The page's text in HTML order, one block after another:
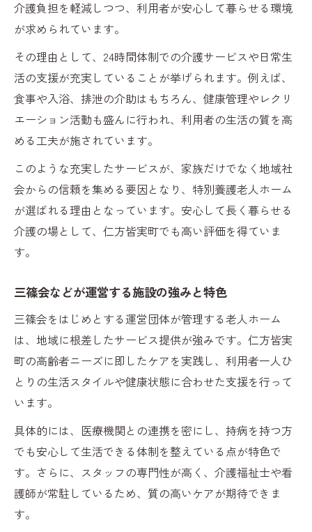
介護負担を軽減しつつ、利用者が安心して暮らせる環境
が求められています。
その理由として、24時間体制での介護サービスや日常生
活の支援が充実していることが挙げられます。例えば、
食事や入浴、排泄の介助はもちろん、健康管理やレクリ
エーション活動も盛んに行われ、利用者の生活の質を高
める工夫が施されています。
このような充実したサービスが、家族だけでなく地域社
会からの信頼を集める要因となり、特別養護老人ホーム
が選ばれる理由となっています。安心して長く暮らせる
介護の場として、仁方皆実町でも高い評価を得ていま
す。
三篠会などが運営する施設の強みと特色
三篠会をはじめとする運営団体が管理する老人ホーム
は、地域に根差したサービス提供が強みです。仁方皆実
町の高齢者ニーズに即したケアを実践し、利用者一人ひ
とりの生活スタイルや健康状態に合わせた支援を行って
います。
具体的には、医療機関との連携を密にし、持病を持つ方
でも安心して生活できる体制を整えている点が特色で
す。さらに、スタッフの専門性が高く、介護福祉士や看
護師が常駐しているため、質の高いケアが期待できま
す。